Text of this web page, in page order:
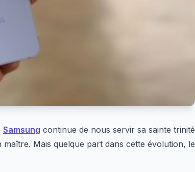
Samsung continue de nous servir sa sainte trinité
maître. Mais quelque part dans cette évolution, le